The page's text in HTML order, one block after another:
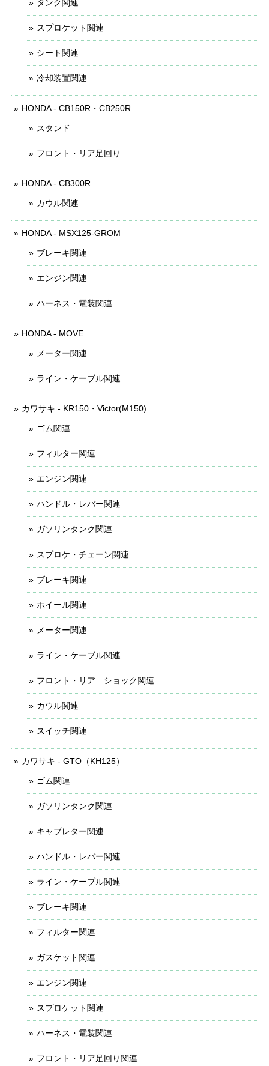
タンク関連
スプロケット関連
シート関連
冷却装置関連
HONDA - CB150R・CB250R
スタンド
フロント・リア足回り
HONDA - CB300R
カウル関連
HONDA - MSX125-GROM
ブレーキ関連
エンジン関連
ハーネス・電装関連
HONDA - MOVE
メーター関連
ライン・ケーブル関連
カワサキ - KR150・Victor(M150)
ゴム関連
フィルター関連
エンジン関連
ハンドル・レバー関連
ガソリンタンク関連
スプロケ・チェーン関連
ブレーキ関連
ホイール関連
メーター関連
ライン・ケーブル関連
フロント・リア ショック関連
カウル関連
スイッチ関連
カワサキ - GTO（KH125）
ゴム関連
ガソリンタンク関連
キャブレター関連
ハンドル・レバー関連
ライン・ケーブル関連
ブレーキ関連
フィルター関連
ガスケット関連
エンジン関連
スプロケット関連
ハーネス・電装関連
フロント・リア足回り関連